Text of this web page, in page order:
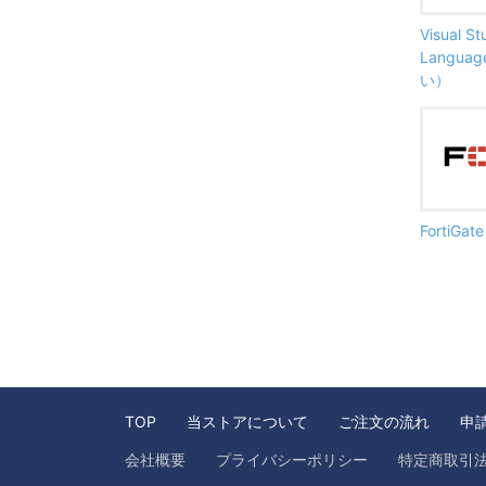
Visual
い）
TOP 当ストアについて ご注文の流れ 申
会社概要 プライバシーポリシー 特定商取引